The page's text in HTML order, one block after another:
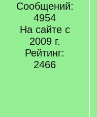
Сообщений:
4954
На сайте с
2009 г.
Рейтинг:
2466